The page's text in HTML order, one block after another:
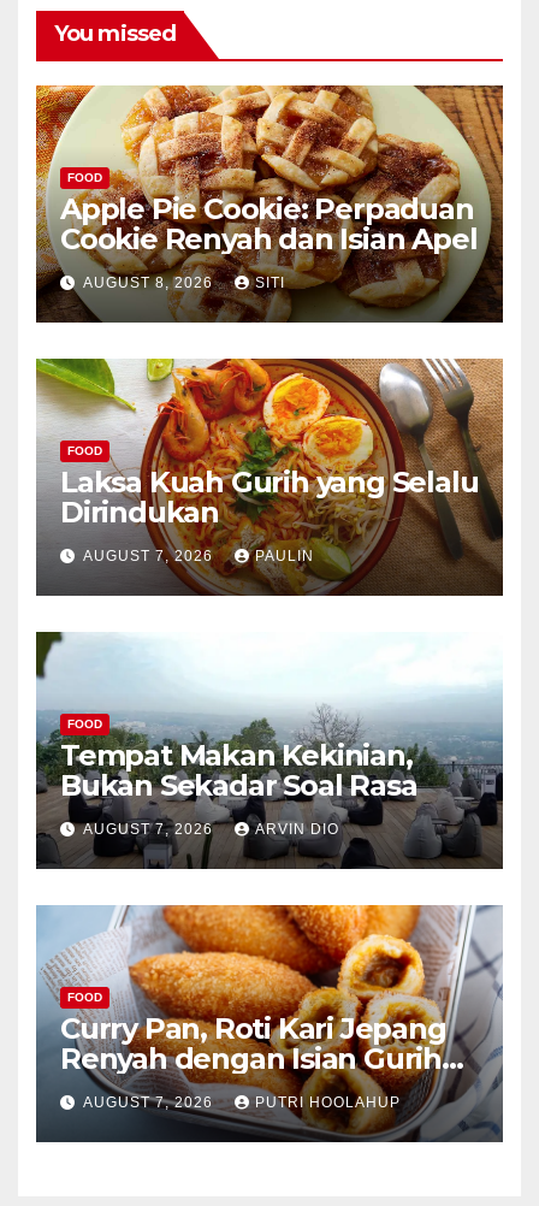
You missed
FOOD
Apple Pie Cookie: Perpaduan
Cookie Renyah dan Isian Apel
AUGUST 8, 2026 SITI
FOOD
Laksa Kuah Gurih yang Selalu
Dirindukan
AUGUST 7, 2026 PAULIN
FOOD
Tempat Makan Kekinian,
Bukan Sekadar Soal Rasa
AUGUST 7, 2026 ARVIN DIO
FOOD
Curry Pan, Roti Kari Jepang
Renyah dengan Isian Gurih
Menggoda
AUGUST 7, 2026 PUTRI HOOLAHUP